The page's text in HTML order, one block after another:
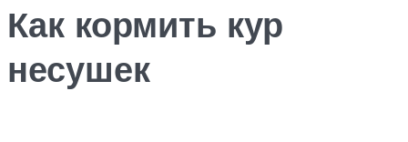
Как кормить кур
несушек